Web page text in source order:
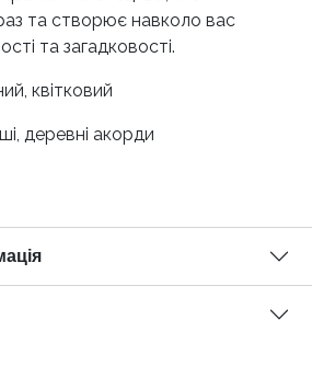
та створює навколо вас
та загадковості.
квітковий
деревні акорди